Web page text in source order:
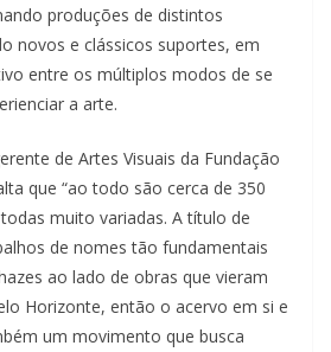
produções de distintos
novos e clássicos suportes, em
entre os múltiplos modos de se
a arte.
de Artes Visuais da Fundação
que “ao todo são cerca de 350
muito variadas. A título de
de nomes tão fundamentais
ao lado de obras que vieram
Horizonte, então o acervo em si e
um movimento que busca